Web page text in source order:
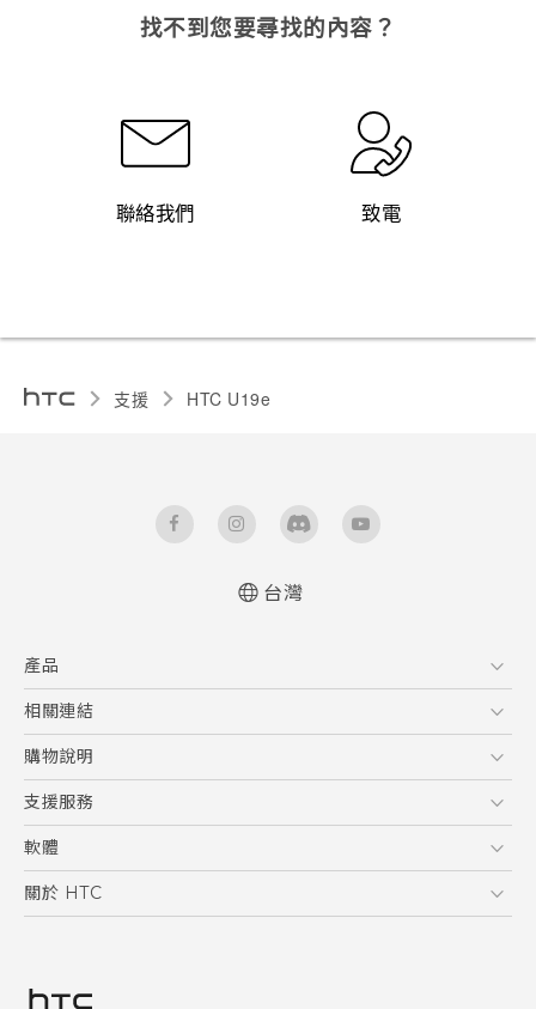
找不到您要尋找的內容？
聯絡我們 致電
支援 HTC U19e‎
User manual
台灣
產品
5G
智慧型手機
配件
相關連結
HTC Research
購物說明
購物須知
訂單管理
付款方式
支援服務
到府收送維修服務
服務中心資訊
客戶服務佈告欄
軟體
應用程式
HTC Sync Manager
關於 HTC